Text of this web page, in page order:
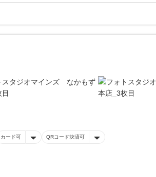
カード可 QRコード決済可